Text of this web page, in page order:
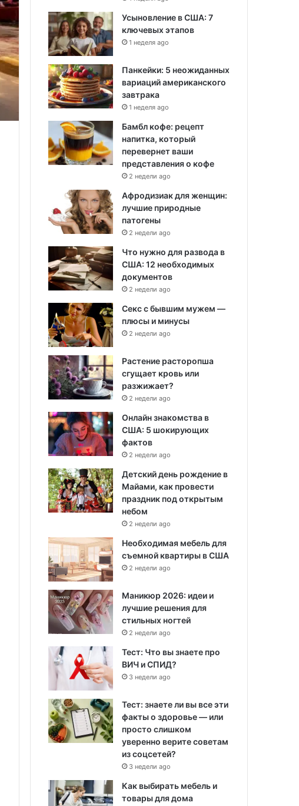
Усыновление в США: 7
ключевых этапов
1 неделя ago
Панкейки: 5 неожиданных
вариаций американского
завтрака
1 неделя ago
Бамбл кофе: рецепт
напитка, который
перевернет ваши
представления о кофе
2 недели ago
Афродизиак для женщин:
лучшие природные
патогены
2 недели ago
Что нужно для развода в
США: 12 необходимых
документов
2 недели ago
Секс с бывшим мужем —
плюсы и минусы
2 недели ago
Растение расторопша
сгущает кровь или
разжижает?
2 недели ago
Онлайн знакомства в
США: 5 шокирующих
фактов
2 недели ago
Детский день рождение в
Майами, как провести
праздник под открытым
небом
2 недели ago
Необходимая мебель для
съемной квартиры в США
2 недели ago
Маникюр 2026: идеи и
лучшие решения для
стильных ногтей
2 недели ago
Тест: Что вы знаете про
ВИЧ и СПИД?
3 недели ago
Тест: знаете ли вы все эти
факты о здоровье — или
просто слишком
уверенно верите советам
из соцсетей?
3 недели ago
Как выбирать мебель и
товары для дома